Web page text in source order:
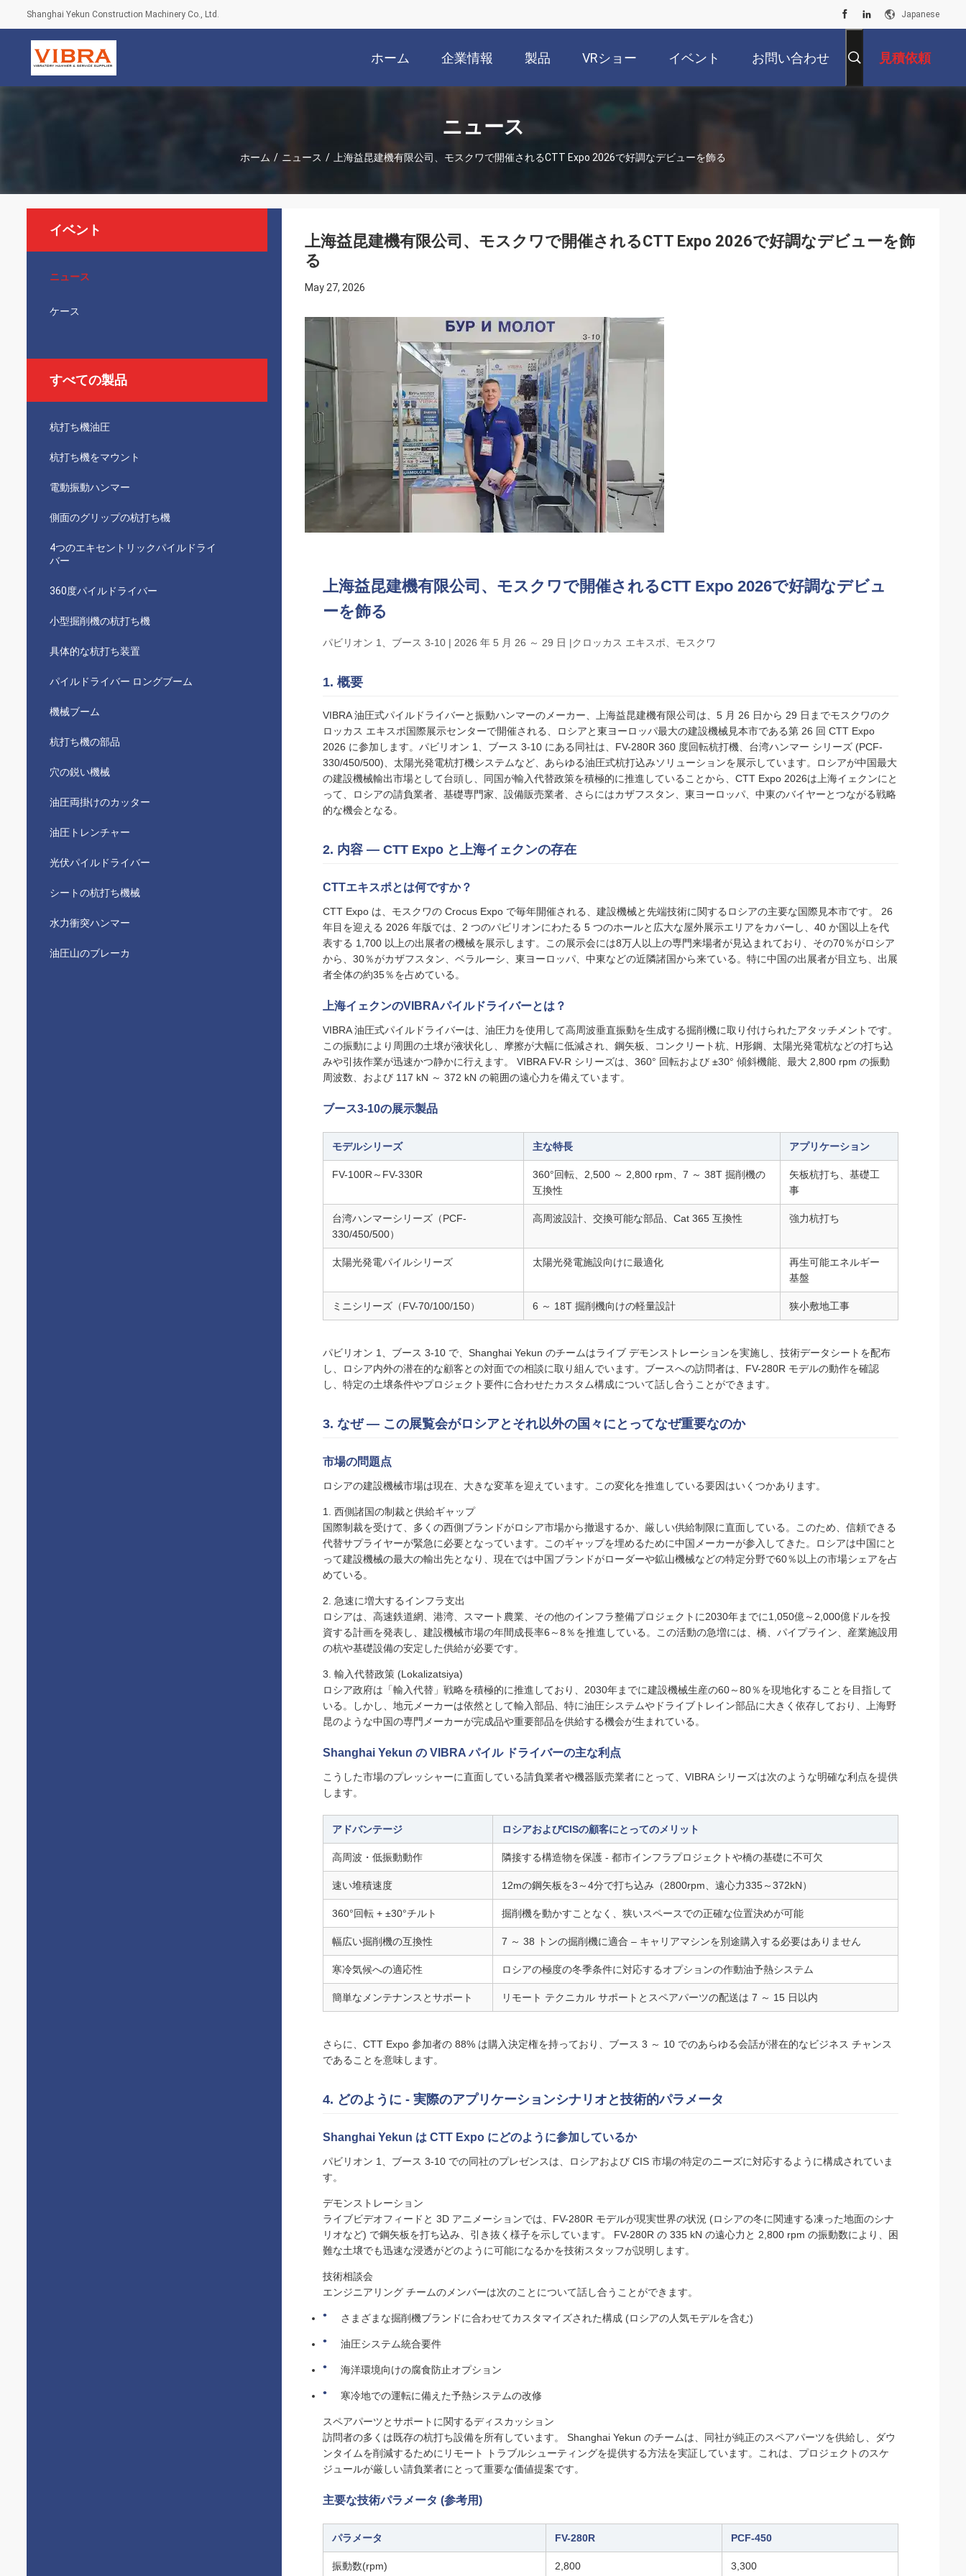
Shanghai Yekun Construction Machinery Co., Ltd. Japanese
ホーム 企業情報 製品 VRショー イベント お問い合わせ 見積依頼
ニュース
ホーム / ニュース / 上海益昆建機有限公司、モスクワで開催されるCTT Expo 2026で好調なデビューを飾る
イベント
ニュース
ケース
すべての製品
杭打ち機油圧
杭打ち機をマウント
電動振動ハンマー
側面のグリップの杭打ち機
4つのエキセントリックパイルドライ
バー
360度パイルドライバー
小型掘削機の杭打ち機
具体的な杭打ち装置
パイルドライバー ロングブーム
機械ブーム
杭打ち機の部品
穴の鋭い機械
油圧両掛けのカッター
油圧トレンチャー
光伏パイルドライバー
シートの杭打ち機械
水力衝突ハンマー
油圧山のブレーカ
上海益昆建機有限公司、モスクワで開催されるCTT Expo 2026で好調なデビューを飾
る
May 27, 2026
上海益昆建機有限公司、モスクワで開催されるCTT Expo 2026で好調なデビュ
ーを飾る
パビリオン 1、ブース 3-10 | 2026 年 5 月 26 ～ 29 日 |クロッカス エキスポ、モスクワ
1. 概要
VIBRA 油圧式パイルドライバーと振動ハンマーのメーカー、上海益昆建機有限公司は、5 月 26 日から 29 日までモスクワのク
ロッカス エキスポ国際展示センターで開催される、ロシアと東ヨーロッパ最大の建設機械見本市である第 26 回 CTT Expo
2026 に参加します。パビリオン 1、ブース 3-10 にある同社は、FV-280R 360 度回転杭打機、台湾ハンマー シリーズ (PCF-
330/450/500)、太陽光発電杭打機システムなど、あらゆる油圧式杭打込みソリューションを展示しています。ロシアが中国最大
の建設機械輸出市場として台頭し、同国が輸入代替政策を積極的に推進していることから、CTT Expo 2026は上海イェクンにと
って、ロシアの請負業者、基礎専門家、設備販売業者、さらにはカザフスタン、東ヨーロッパ、中東のバイヤーとつながる戦略
的な機会となる。
2. 内容 — CTT Expo と上海イェクンの存在
CTTエキスポとは何ですか？
CTT Expo は、モスクワの Crocus Expo で毎年開催される、建設機械と先端技術に関するロシアの主要な国際見本市です。 26
年目を迎える 2026 年版では、2 つのパビリオンにわたる 5 つのホールと広大な屋外展示エリアをカバーし、40 か国以上を代
表する 1,700 以上の出展者の機械を展示します。この展示会には8万人以上の専門来場者が見込まれており、その70％がロシア
から、30％がカザフスタン、ベラルーシ、東ヨーロッパ、中東などの近隣諸国から来ている。特に中国の出展者が目立ち、出展
者全体の約35％を占めている。
上海イェクンのVIBRAパイルドライバーとは？
VIBRA 油圧式パイルドライバーは、油圧力を使用して高周波垂直振動を生成する掘削機に取り付けられたアタッチメントです。
この振動により周囲の土壌が液状化し、摩擦が大幅に低減され、鋼矢板、コンクリート杭、H形鋼、太陽光発電杭などの打ち込
みや引抜作業が迅速かつ静かに行えます。 VIBRA FV-R シリーズは、360° 回転および ±30° 傾斜機能、最大 2,800 rpm の振動
周波数、および 117 kN ～ 372 kN の範囲の遠心力を備えています。
ブース3-10の展示製品
モデルシリーズ 主な特長 アプリケーション
FV-100R～FV-330R
360°回転、2,500 ～ 2,800 rpm、7 ～ 38T 掘削機の
互換性
矢板杭打ち、基礎工
事
台湾ハンマーシリーズ（PCF-
330/450/500）
高周波設計、交換可能な部品、Cat 365 互換性 強力杭打ち
太陽光発電パイルシリーズ 太陽光発電施設向けに最適化
再生可能エネルギー
基盤
ミニシリーズ（FV-70/100/150） 6 ～ 18T 掘削機向けの軽量設計 狭小敷地工事
パビリオン 1、ブース 3-10 で、Shanghai Yekun のチームはライブ デモンストレーションを実施し、技術データシートを配布
し、ロシア内外の潜在的な顧客との対面での相談に取り組んでいます。ブースへの訪問者は、FV-280R モデルの動作を確認
し、特定の土壌条件やプロジェクト要件に合わせたカスタム構成について話し合うことができます。
3. なぜ — この展覧会がロシアとそれ以外の国々にとってなぜ重要なのか
市場の問題点
ロシアの建設機械市場は現在、大きな変革を迎えています。この変化を推進している要因はいくつかあります。
1. 西側諸国の制裁と供給ギャップ
国際制裁を受けて、多くの西側ブランドがロシア市場から撤退するか、厳しい供給制限に直面している。このため、信頼できる
代替サプライヤーが緊急に必要となっています。このギャップを埋めるために中国メーカーが参入してきた。ロシアは中国にと
って建設機械の最大の輸出先となり、現在では中国ブランドがローダーや鉱山機械などの特定分野で60％以上の市場シェアを占
めている。
2. 急速に増大するインフラ支出
ロシアは、高速鉄道網、港湾、スマート農業、その他のインフラ整備プロジェクトに2030年までに1,050億～2,000億ドルを投
資する計画を発表し、建設機械市場の年間成長率6～8％を推進している。この活動の急増には、橋、パイプライン、産業施設用
の杭や基礎設備の安定した供給が必要です。
3. 輸入代替政策 (Lokalizatsiya)
ロシア政府は「輸入代替」戦略を積極的に推進しており、2030年までに建設機械生産の60～80％を現地化することを目指して
いる。しかし、地元メーカーは依然として輸入部品、特に油圧システムやドライブトレイン部品に大きく依存しており、上海野
昆のような中国の専門メーカーが完成品や重要部品を供給する機会が生まれている。
Shanghai Yekun の VIBRA パイル ドライバーの主な利点
こうした市場のプレッシャーに直面している請負業者や機器販売業者にとって、VIBRA シリーズは次のような明確な利点を提供
します。
アドバンテージ ロシアおよびCISの顧客にとってのメリット
高周波・低振動動作 隣接する構造物を保護 - 都市インフラプロジェクトや橋の基礎に不可欠
速い堆積速度 12mの鋼矢板を3～4分で打ち込み（2800rpm、遠心力335～372kN）
360°回転 + ±30°チルト 掘削機を動かすことなく、狭いスペースでの正確な位置決めが可能
幅広い掘削機の互換性 7 ～ 38 トンの掘削機に適合 – キャリアマシンを別途購入する必要はありません
寒冷気候への適応性 ロシアの極度の冬季条件に対応するオプションの作動油予熱システム
簡単なメンテナンスとサポート リモート テクニカル サポートとスペアパーツの配送は 7 ～ 15 日以内
さらに、CTT Expo 参加者の 88% は購入決定権を持っており、ブース 3 ～ 10 でのあらゆる会話が潜在的なビジネス チャンス
であることを意味します。
4. どのように - 実際のアプリケーションシナリオと技術的パラメータ
Shanghai Yekun は CTT Expo にどのように参加しているか
パビリオン 1、ブース 3-10 での同社のプレゼンスは、ロシアおよび CIS 市場の特定のニーズに対応するように構成されていま
す。
デモンストレーション
ライブビデオフィードと 3D アニメーションでは、FV-280R モデルが現実世界の状況 (ロシアの冬に関連する凍った地面のシナ
リオなど) で鋼矢板を打ち込み、引き抜く様子を示しています。 FV-280R の 335 kN の遠心力と 2,800 rpm の振動数により、困
難な土壌でも迅速な浸透がどのように可能になるかを技術スタッフが説明します。
技術相談会
エンジニアリング チームのメンバーは次のことについて話し合うことができます。
さまざまな掘削機ブランドに合わせてカスタマイズされた構成 (ロシアの人気モデルを含む)
油圧システム統合要件
海洋環境向けの腐食防止オプション
寒冷地での運転に備えた予熱システムの改修
スペアパーツとサポートに関するディスカッション
訪問者の多くは既存の杭打ち設備を所有しています。 Shanghai Yekun のチームは、同社が純正のスペアパーツを供給し、ダウ
ンタイムを削減するためにリモート トラブルシューティングを提供する方法を実証しています。これは、プロジェクトのスケ
ジュールが厳しい請負業者にとって重要な価値提案です。
主要な技術パラメータ (参考用)
パラメータ FV-280R PCF-450
振動数(rpm) 2,800 3,300